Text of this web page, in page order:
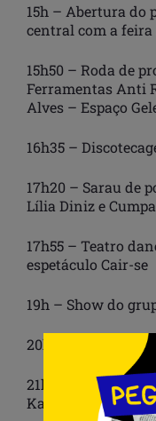
15h – Abertura do
central com a feira
15h50 – Roda de
Ferramentas Anti
Alves – Espaço
16h35 –
17h20 – Sarau de
Lília Diniz e
17h55 – Teatro
espetáculo Cair-se
19h – Show do
20h30 – Cortejo
21h55 –
Karim e Igor